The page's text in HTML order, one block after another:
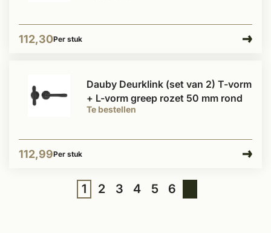
112,30Per stuk
Te bestellen
Dauby Deurklink (set van 2) T-vorm
+ L-vorm greep rozet 50 mm rond
112,99Per stuk
1 2 3 4 5 6